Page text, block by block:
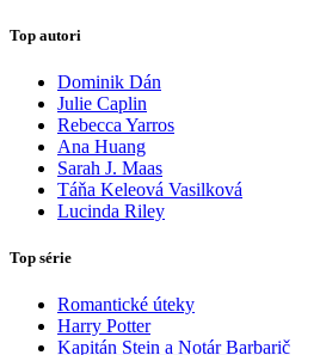
Top autori
Dominik Dán
Julie Caplin
Rebecca Yarros
Ana Huang
Sarah J. Maas
Táňa Keleová Vasilková
Lucinda Riley
Top série
Romantické úteky
Harry Potter
Kapitán Stein a Notár Barbarič